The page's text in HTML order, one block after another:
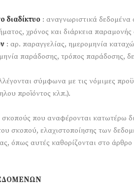
διαδίκτυο : αναγνωριστικά
χρόνος και διάρκεια παραμονής
: αρ. παραγγελίας, ημερομηνία
παράδοσης, τρόπος
σύμφωνα με τις νόμιμες
προϊόντος κλπ.).
που αναφέρονται κατωτέρω
σκοπού, ελαχιστοποίησης των
όπως αυτές καθορίζονται στο